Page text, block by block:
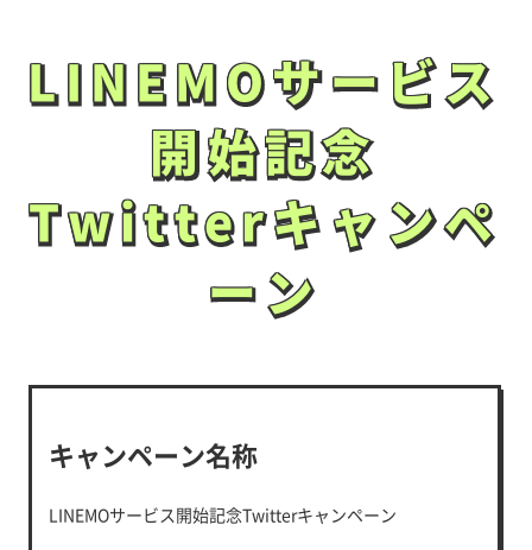
LINEMOサービス
開始記念
Twitterキャンペ
ーン
LINEMOサービス
開始記念
Twitterキャンペ
ーン
キャンペーン名称
LINEMOサービス開始記念Twitterキャンペーン